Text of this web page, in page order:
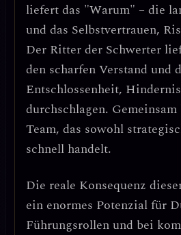
liefert das "Warum" – die
und das Selbstvertrauen,
Der Ritter der Schwerter
den scharfen Verstand und
Entschlossenheit,
durchschlagen.
Team, das sowohl
schnell handelt.
Die reale Konsequenz
ein enormes Potenzial für
Führungsrollen und bei